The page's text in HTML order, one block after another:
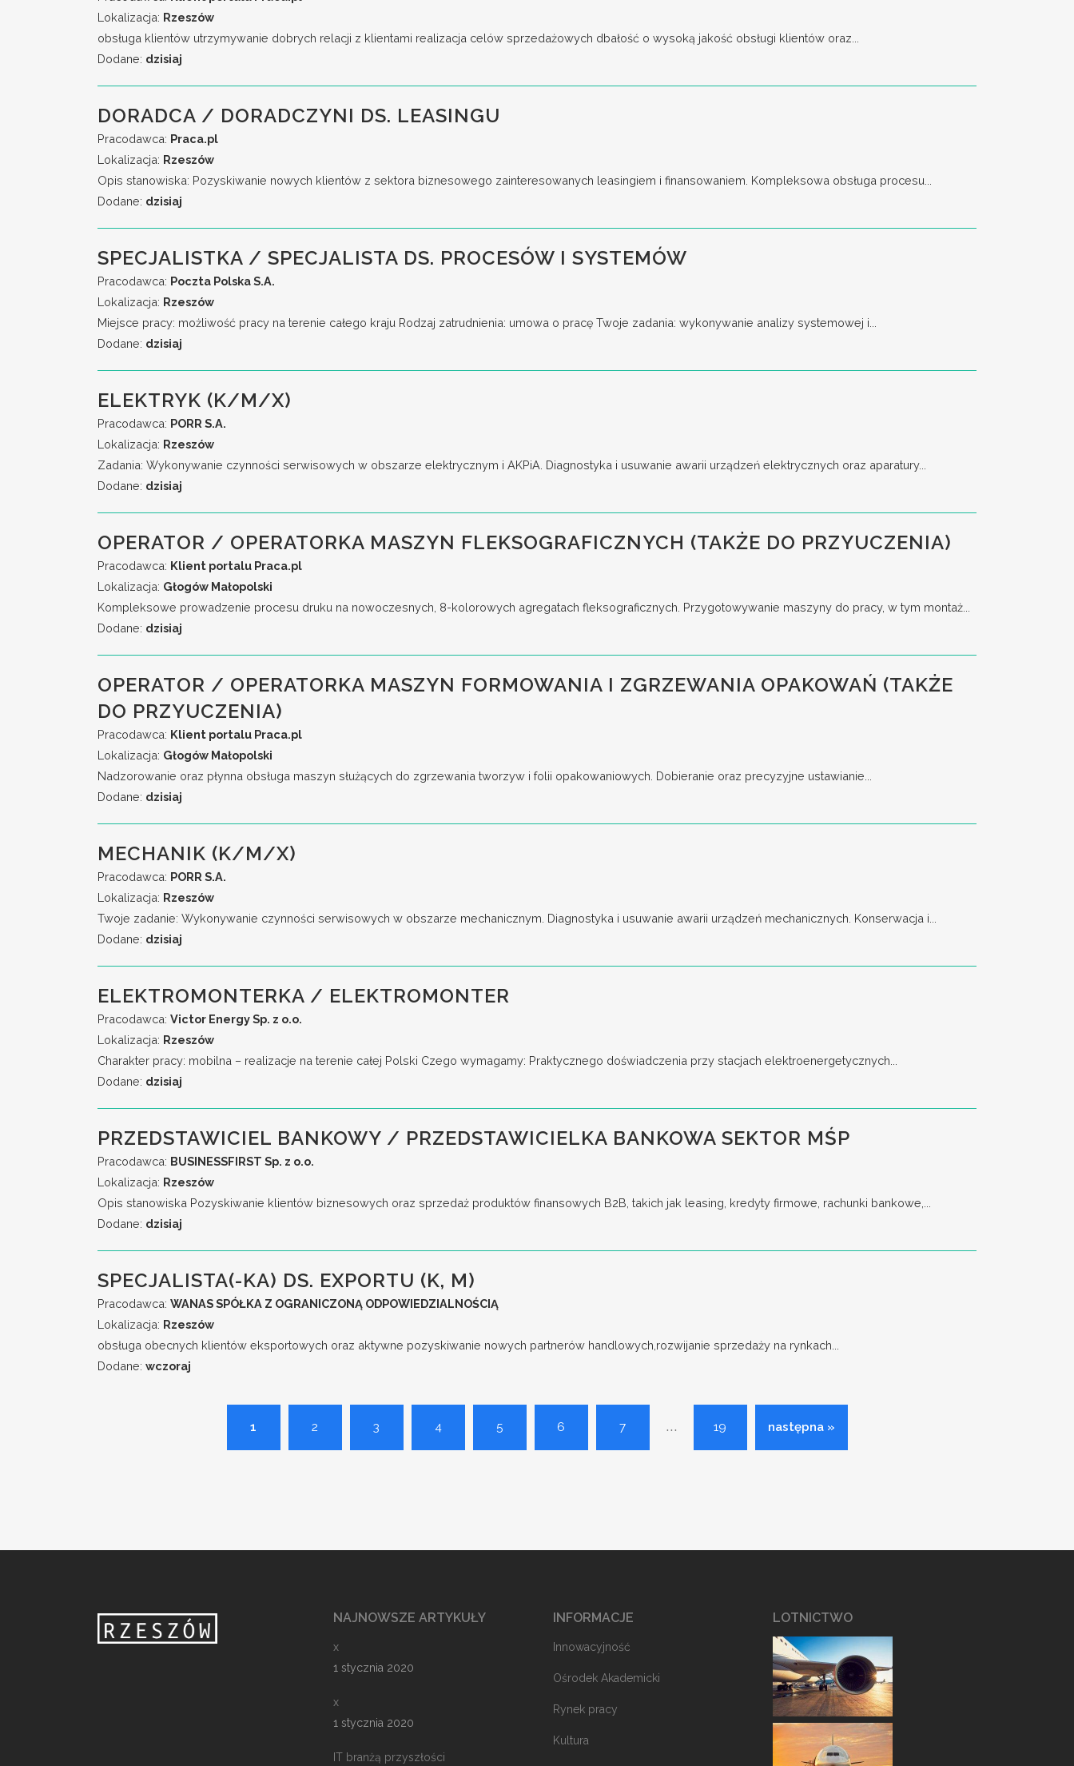
Lokalizacja: Rzeszów
obsługa klientów utrzymywanie dobrych relacji z klientami realizacja celów sprzedażowych dbałość o wysoką jakość obsługi klientów oraz...
Dodane: dzisiaj
DORADCA / DORADCZYNI DS. LEASINGU
Pracodawca: Praca.pl
Lokalizacja: Rzeszów
Opis stanowiska: Pozyskiwanie nowych klientów z sektora biznesowego zainteresowanych leasingiem i finansowaniem. Kompleksowa obsługa procesu...
Dodane: dzisiaj
SPECJALISTKA / SPECJALISTA DS. PROCESÓW I SYSTEMÓW
Pracodawca: Poczta Polska S.A.
Lokalizacja: Rzeszów
Miejsce pracy: możliwość pracy na terenie całego kraju Rodzaj zatrudnienia: umowa o pracę Twoje zadania: wykonywanie analizy systemowej i...
Dodane: dzisiaj
ELEKTRYK (K/M/X)
Pracodawca: PORR S.A.
Lokalizacja: Rzeszów
Zadania: Wykonywanie czynności serwisowych w obszarze elektrycznym i AKPiA. Diagnostyka i usuwanie awarii urządzeń elektrycznych oraz aparatury...
Dodane: dzisiaj
OPERATOR / OPERATORKA MASZYN FLEKSOGRAFICZNYCH (TAKŻE DO PRZYUCZENIA)
Pracodawca: Klient portalu Praca.pl
Lokalizacja: Głogów Małopolski
Kompleksowe prowadzenie procesu druku na nowoczesnych, 8-kolorowych agregatach fleksograficznych. Przygotowywanie maszyny do pracy, w tym montaż...
Dodane: dzisiaj
OPERATOR / OPERATORKA MASZYN FORMOWANIA I ZGRZEWANIA OPAKOWAŃ (TAKŻE
DO PRZYUCZENIA)
Pracodawca: Klient portalu Praca.pl
Lokalizacja: Głogów Małopolski
Nadzorowanie oraz płynna obsługa maszyn służących do zgrzewania tworzyw i folii opakowaniowych. Dobieranie oraz precyzyjne ustawianie...
Dodane: dzisiaj
MECHANIK (K/M/X)
Pracodawca: PORR S.A.
Lokalizacja: Rzeszów
Twoje zadanie: Wykonywanie czynności serwisowych w obszarze mechanicznym. Diagnostyka i usuwanie awarii urządzeń mechanicznych. Konserwacja i...
Dodane: dzisiaj
ELEKTROMONTERKA / ELEKTROMONTER
Pracodawca: Victor Energy Sp. z o.o.
Lokalizacja: Rzeszów
Charakter pracy: mobilna – realizacje na terenie całej Polski Czego wymagamy: Praktycznego doświadczenia przy stacjach elektroenergetycznych...
Dodane: dzisiaj
PRZEDSTAWICIEL BANKOWY / PRZEDSTAWICIELKA BANKOWA SEKTOR MŚP
Pracodawca: BUSINESSFIRST Sp. z o.o.
Lokalizacja: Rzeszów
Opis stanowiska Pozyskiwanie klientów biznesowych oraz sprzedaż produktów finansowych B2B, takich jak leasing, kredyty firmowe, rachunki bankowe,...
Dodane: dzisiaj
SPECJALISTA(-KA) DS. EXPORTU (K, M)
Pracodawca: WANAS SPÓŁKA Z OGRANICZONĄ ODPOWIEDZIALNOŚCIĄ
Lokalizacja: Rzeszów
obsługa obecnych klientów eksportowych oraz aktywne pozyskiwanie nowych partnerów handlowych,rozwijanie sprzedaży na rynkach...
Dodane: wczoraj
1 2 3 4 5 6 7 ... 19 następna »
NAJNOWSZE ARTYKUŁY
x
1 stycznia 2020
x
1 stycznia 2020
IT branżą przyszłości
INFORMACJE
Innowacyjność
Ośrodek Akademicki
Rynek pracy
Kultura
LOTNICTWO